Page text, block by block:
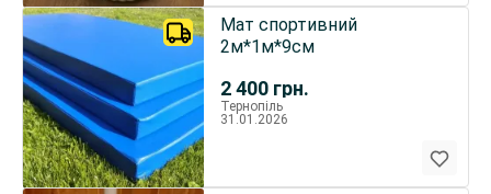
2 400 грн.
Мат спортивний
2м*1м*9см
Тернопіль
31.01.2026